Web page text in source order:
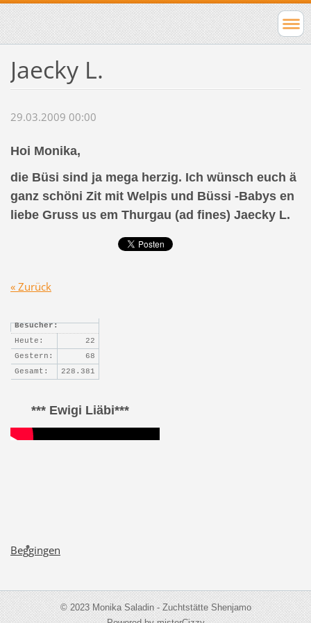
Jaecky L.
29.03.2009 00:00
Hoi Monika,
die Büsi sind ja mega herzig. Ich wünsch euch ä
ganz schöni Zit mit Welpis und Büssi -Babys en
liebe Gruss us em Thurgau (ad fines) Jaecky L.
« Zurück
Besucher:
Heute:
22
Gestern:
68
Gesamt:
228.381
*** Ewigi Liäbi***
Beggingen
© 2023 Monika Saladin - Zuchtstätte Shenjamo